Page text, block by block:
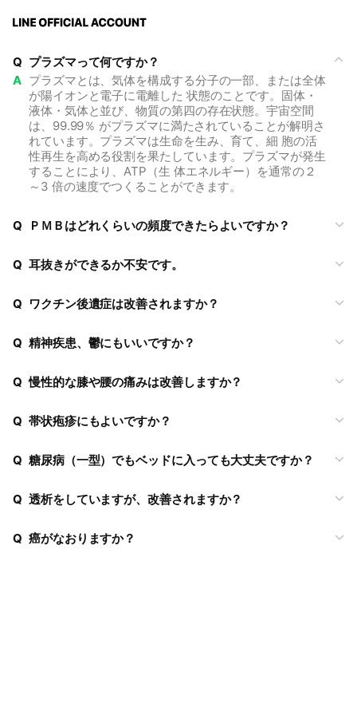
Q プラズマって何ですか？
A プラズマとは、気体を構成する分子の一部、または全体
が陽イオンと電子に電離した 状態のことです。固体・
液体・気体と並び、物質の第四の存在状態。宇宙空間
は、99.99％ がプラズマに満たされていることが解明さ
れています。プラズマは生命を生み、育て、細 胞の活
性再生を高める役割を果たしています。プラズマが発生
することにより、ATP（生 体エネルギー）を通常の２
～3 倍の速度でつくることができます。
Q ＰＭＢはどれくらいの頻度できたらよいですか？
Q 耳抜きができるか不安です。
Q ワクチン後遺症は改善されますか？
Q 精神疾患、鬱にもいいですか？
Q 慢性的な膝や腰の痛みは改善しますか？
Q 帯状疱疹にもよいですか？
Q 糖尿病（一型）でもベッドに入っても大丈夫ですか？
Q 透析をしていますが、改善されますか？
Q 癌がなおりますか？